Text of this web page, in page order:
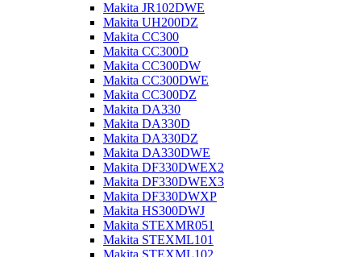
Makita JR102DWE
Makita UH200DZ
Makita CC300
Makita CC300D
Makita CC300DW
Makita CC300DWE
Makita CC300DZ
Makita DA330
Makita DA330D
Makita DA330DZ
Makita DA330DWE
Makita DF330DWEX2
Makita DF330DWEX3
Makita DF330DWXP
Makita HS300DWJ
Makita STEXMR051
Makita STEXML101
Makita STEXML102